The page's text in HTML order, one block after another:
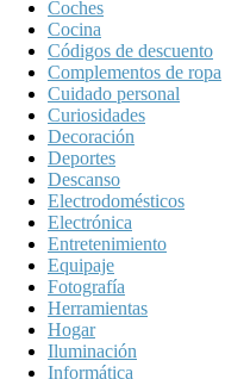
Coches
Cocina
Códigos de descuento
Complementos de ropa
Cuidado personal
Curiosidades
Decoración
Deportes
Descanso
Electrodomésticos
Electrónica
Entretenimiento
Equipaje
Fotografía
Herramientas
Hogar
Iluminación
Informática